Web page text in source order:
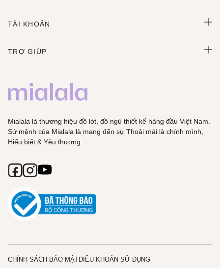
TÀI KHOẢN
TRỢ GIÚP
Mialala là thương hiệu đồ lót, đồ ngủ thiết kế hàng đầu Việt Nam.
Sứ mệnh của Mialala là mang đến sự Thoải mái là chính mình,
Hiểu biết & Yêu thương.
CHÍNH SÁCH BẢO MẬTĐIỀU KHOẢN SỬ DỤNG